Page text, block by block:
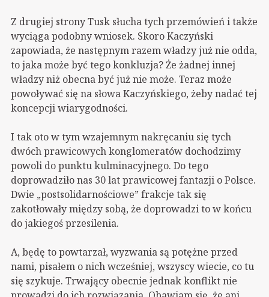
Z drugiej strony Tusk słucha tych przemówień i także
wyciąga podobny wniosek. Skoro Kaczyński
zapowiada, że następnym razem władzy już nie odda,
to jaka może być tego konkluzja? Że żadnej innej
władzy niż obecna być już nie może. Teraz może
powoływać się na słowa Kaczyńskiego, żeby nadać tej
koncepcji wiarygodności.
I tak oto w tym wzajemnym nakręcaniu się tych
dwóch prawicowych konglomeratów dochodzimy
powoli do punktu kulminacyjnego. Do tego
doprowadziło nas 30 lat prawicowej fantazji o Polsce.
Dwie „postsolidarnościowe” frakcje tak się
zakotłowały między sobą, że doprowadzi to w końcu
do jakiegoś przesilenia.
A, będę to powtarzał, wyzwania są potężne przed
nami, pisałem o nich wcześniej, wszyscy wiecie, co tu
się szykuje. Trwający obecnie jednak konflikt nie